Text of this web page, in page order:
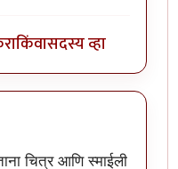
किंवासदस्य व्हा
h1 to tagbyकंजूस
चित्र आणि स्माईली